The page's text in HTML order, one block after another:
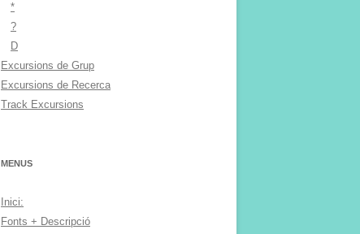
*
?
D
Excursions de Grup
Excursions de Recerca
Track Excursions
MENUS
Inici:
Fonts + Descripció